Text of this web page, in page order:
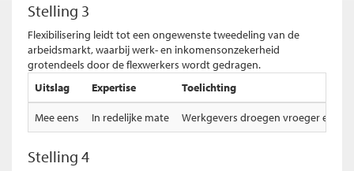
Stelling 3
Flexibilisering leidt tot een ongewenste tweedeling van de
arbeidsmarkt, waarbij werk- en inkomensonzekerheid
grotendeels door de flexwerkers wordt gedragen.
Uitslag
Expertise Toelichting
Mee eens In redelijke mate Werkgevers droegen vroeger een
Stelling 4